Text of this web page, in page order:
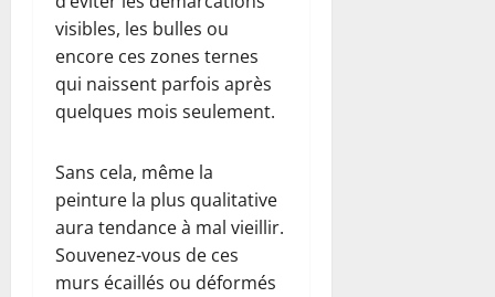
visibles, les bulles ou
encore ces zones ternes
qui naissent parfois après
quelques mois seulement.
Sans cela, même la
peinture la plus qualitative
aura tendance à mal vieillir.
Souvenez-vous de ces
murs écaillés ou déformés